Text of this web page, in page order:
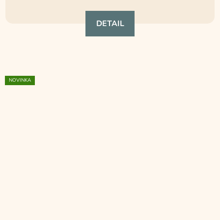
je
5,0
z
DETAIL
NOVINKA